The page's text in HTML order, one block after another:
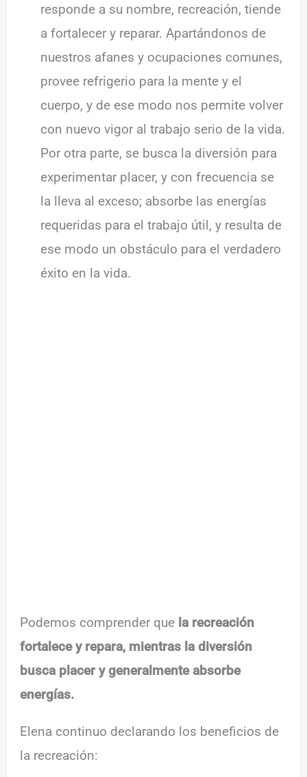
responde a su nombre, recreación, tiende
a fortalecer y reparar. Apartándonos de
nuestros afanes y ocupaciones comunes,
provee refrigerio para la mente y el
cuerpo, y de ese modo nos permite volver
con nuevo vigor al trabajo serio de la vida.
Por otra parte, se busca la diversión para
experimentar placer, y con frecuencia se
la lleva al exceso; absorbe las energías
requeridas para el trabajo útil, y resulta de
ese modo un obstáculo para el verdadero
éxito en la vida.
Podemos comprender que la recreación
fortalece y repara, mientras la diversión
busca placer y generalmente absorbe
energías.
Elena continuo declarando los beneficios de
la recreación: